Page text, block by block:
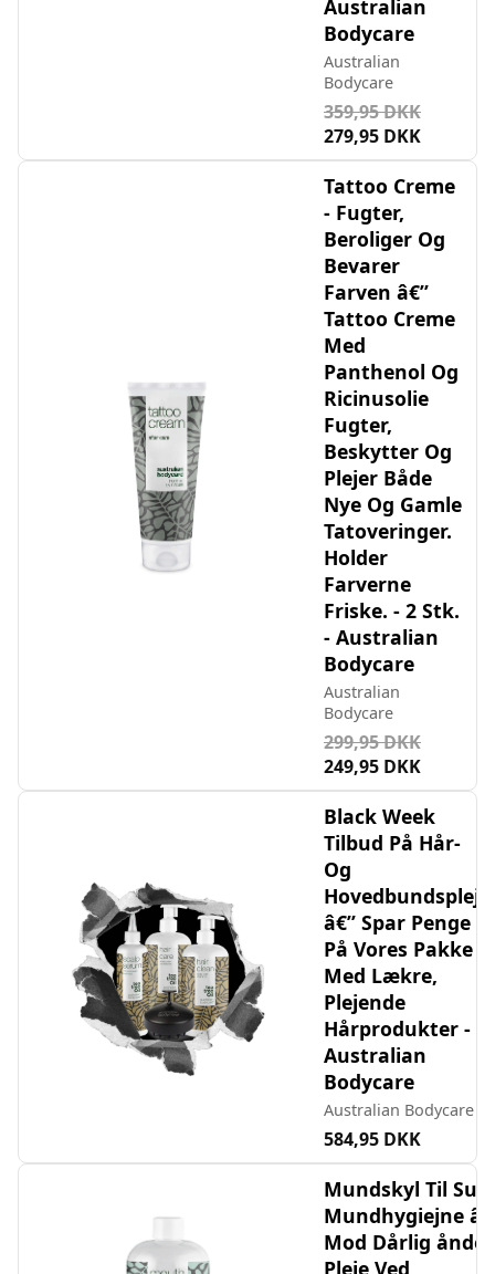
Australian
Bodycare
Australian
Bodycare
359,95 DKK
279,95 DKK
Tattoo Creme
- Fugter,
Beroliger Og
Bevarer
Farven â€”
Tattoo Creme
Med
Panthenol Og
Ricinusolie
Fugter,
Beskytter Og
Plejer Både
Nye Og Gamle
Tatoveringer.
Holder
Farverne
Friske. - 2 Stk.
- Australian
Bodycare
Australian
Bodycare
299,95 DKK
249,95 DKK
Black Week
Tilbud På Hår-
Og
Hovedbundspleje
â€” Spar Penge
På Vores Pakke
Med Lækre,
Plejende
Hårprodukter -
Australian
Bodycare
Australian Bodycare
584,95 DKK
Mundskyl Til
Mundhygiejne
Mod Dårlig ånde
Pleje Ved